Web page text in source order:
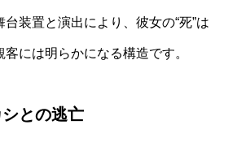
装置と演出により、彼女の“死”は
には明らかになる構造です。
との逃亡